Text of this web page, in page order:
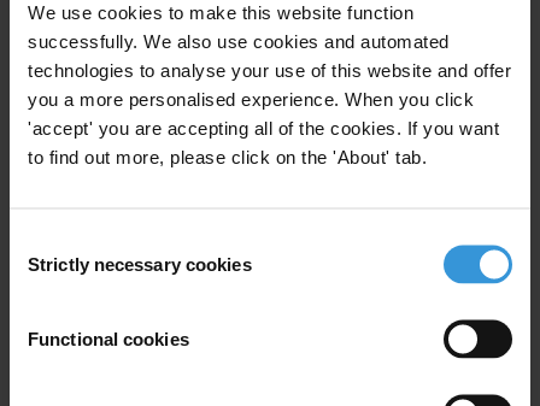
We use cookies to make this website function
successfully. We also use cookies and automated
technologies to analyse your use of this website and offer
you a more personalised experience. When you click
'accept' you are accepting all of the cookies. If you want
to find out more, please click on the 'About' tab.
Selection
Strictly necessary cookies
Functional cookies
Sociedad más Justa (ASJ) y permitir que las voces críticas señalen
las deficiencias del gobierno en la lucha contra la corrupción. Sólo
así se fomentará una sociedad más transparente. Cualquier acción
que pueda poner en peligro la integridad y disminuir aún más el ya
reducido espacio cívico de la región, debe detenerse
press@transparency.org